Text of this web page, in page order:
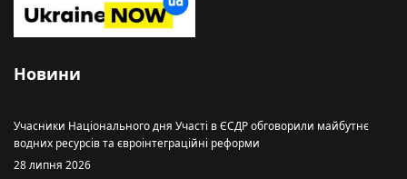
Новини
Учасники Національного дня Участі в ЄСДР обговорили майбутнє
водних ресурсів та євроінтеграційні реформи
28 липня 2026